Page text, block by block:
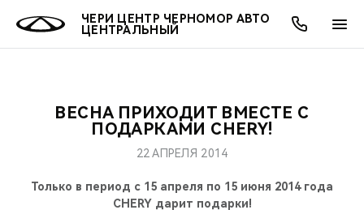
ЧЕРИ ЦЕНТР ЧЕРНОМОР АВТО
ЦЕНТРАЛЬНЫЙ
МОДЕЛИ
О КОМПАНИИ
ПОКУПАТЕЛЯМ
КРЕДИТ И СТРАХОВАНИЕ
ВЛАДЕЛЬЦАМ
ЗАПЧАСТИ И АКСЕССУАРЫ
МИР CHERY
CHERY В СОЦСЕТЯХ
ОНЛАЙН СЕРВИСЫ
ВЕСНА ПРИХОДИТ ВМЕСТЕ С
ПОДАРКАМИ CHERY!
22 АПРЕЛЯ 2014
Только в период с 15 апреля по 15 июня 2014 года
CHERY дарит подарки!